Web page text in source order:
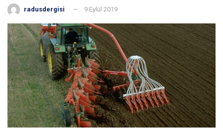
radusdergisi 9 Eylül 2019